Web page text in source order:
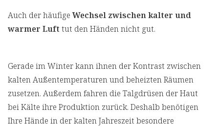
Auch der häufigeWechsel zwischen kalter und
warmer Luft tut den Händen nicht gut.
Gerade im Winter kann ihnen der Kontrast zwischen
kalten Außentemperaturen und beheizten Räumen
zusetzen. Außerdem fahren die Talgdrüsen der Haut
bei Kälte ihre Produktion zurück. Deshalb benötigen
Ihre Hände in der kalten Jahreszeit besondere